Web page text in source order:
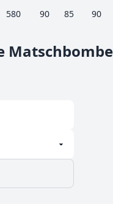
580 90 85 90
Matschbombe